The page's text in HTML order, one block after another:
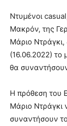
Ντυμένοι
Μακρόν, της
Μάριο
(16.06.2022) το
θα
Η πρόθεση του
Μάριο Ντράγκι
συναντήσουν